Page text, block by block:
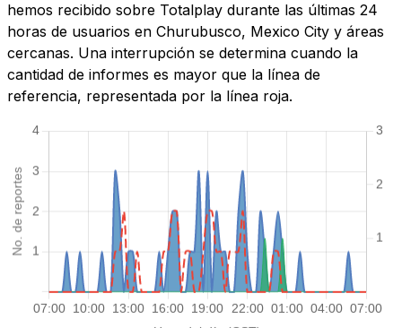
hemos recibido sobre Totalplay durante las últimas 24
horas de usuarios en Churubusco, Mexico City y áreas
cercanas. Una interrupción se determina cuando la
cantidad de informes es mayor que la línea de
referencia, representada por la línea roja.